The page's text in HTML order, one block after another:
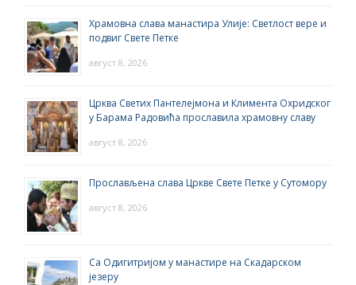
Храмовна слава манастира Улије: Светлост вере и
подвиг Свете Петке
август 8, 2026
Црква Светих Пантелејмона и Климента Охридског
у Барама Радовића прославила храмовну славу
август 8, 2026
Прослављена слава Цркве Свете Петке у Сутомору
август 8, 2026
Са Одигитријом у манастире на Скадарском
језеру